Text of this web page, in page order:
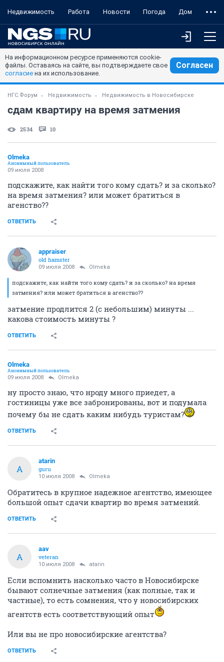
Недвижимость Работа Новости Погода Дом
На информационном ресурсе применяются cookie-
файлы. Оставаясь на сайте, вы подтверждаете свое
согласие на их использование.
Согласен
НГС.Форум Недвижимость Недвижимость в Новосибирске
сдам квартиру на время затмения
2534 10
Olmeka
Анонимный пользователь
09 июля 2008
подскажите, как найти того кому сдать? и за сколько?
на время затмения? или может братиться в
агенство??
ОТВЕТИТЬ
appraiser
old hamster
09 июля 2008 Olmeka
подскажите, как найти того кому сдать? и за сколько? на время
затмения? или может братиться в агенство??
затмение продлится 2 (с небольшим) минуты ...
какова стоимость минуты ?
ОТВЕТИТЬ
Olmeka
Анонимный пользователь
09 июля 2008 Olmeka
ну просто знаю, что нроду много приедет, а
гостиницы уже все забронированы, вот и подумала
почему бы не сдать каким нибудь туристам?
ОТВЕТИТЬ
A
atarin
guru
10 июля 2008 Olmeka
Обратитесь в крупное надежное агентство, имеющее
большой опыт сдачи квартир во время затмений.
ОТВЕТИТЬ
A
aav
veteran
10 июля 2008 atarin
Если вспомнить насколько часто в Новосибирске
бывают солнечные затмения (как полные, так и
частные), то есть сомнения, что у новосибирских
агентств есть соответствующий опыт
Или вы не про новосибирские агентства?
ОТВЕТИТЬ